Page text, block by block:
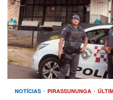
NOTÍCIAS PIRASSUNUNGA